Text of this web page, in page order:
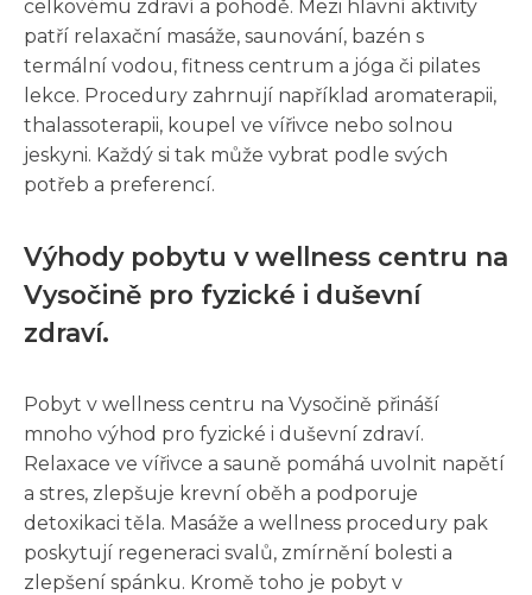
celkovému zdraví a pohodě. Mezi hlavní aktivity
patří relaxační masáže, saunování, bazén s
termální vodou, fitness centrum a jóga či pilates
lekce. Procedury zahrnují například aromaterapii,
thalassoterapii, koupel ve vířivce nebo solnou
jeskyni. Každý si tak může vybrat podle svých
potřeb a preferencí.
Výhody pobytu v wellness centru na
Vysočině pro fyzické i duševní
zdraví.
Pobyt v wellness centru na Vysočině přináší
mnoho výhod pro fyzické i duševní zdraví.
Relaxace ve vířivce a sauně pomáhá uvolnit napětí
a stres, zlepšuje krevní oběh a podporuje
detoxikaci těla. Masáže a wellness procedury pak
poskytují regeneraci svalů, zmírnění bolesti a
zlepšení spánku. Kromě toho je pobyt v